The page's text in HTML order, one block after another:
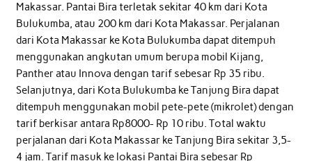
Makassar. Pantai Bira terletak sekitar 40 km dari Kota
Bulukumba, atau 200 km dari Kota Makassar. Perjalanan
dari Kota Makassar ke Kota Bulukumba dapat ditempuh
menggunakan angkutan umum berupa mobil Kijang,
Panther atau Innova dengan tarif sebesar Rp 35 ribu.
Selanjutnya, dari Kota Bulukumba ke Tanjung Bira dapat
ditempuh menggunakan mobil pete-pete (mikrolet) dengan
tarif berkisar antara Rp8000- Rp 10 ribu. Total waktu
perjalanan dari Kota Makassar ke Tanjung Bira sekitar 3,5-
4 jam. Tarif masuk ke lokasi Pantai Bira sebesar Rp